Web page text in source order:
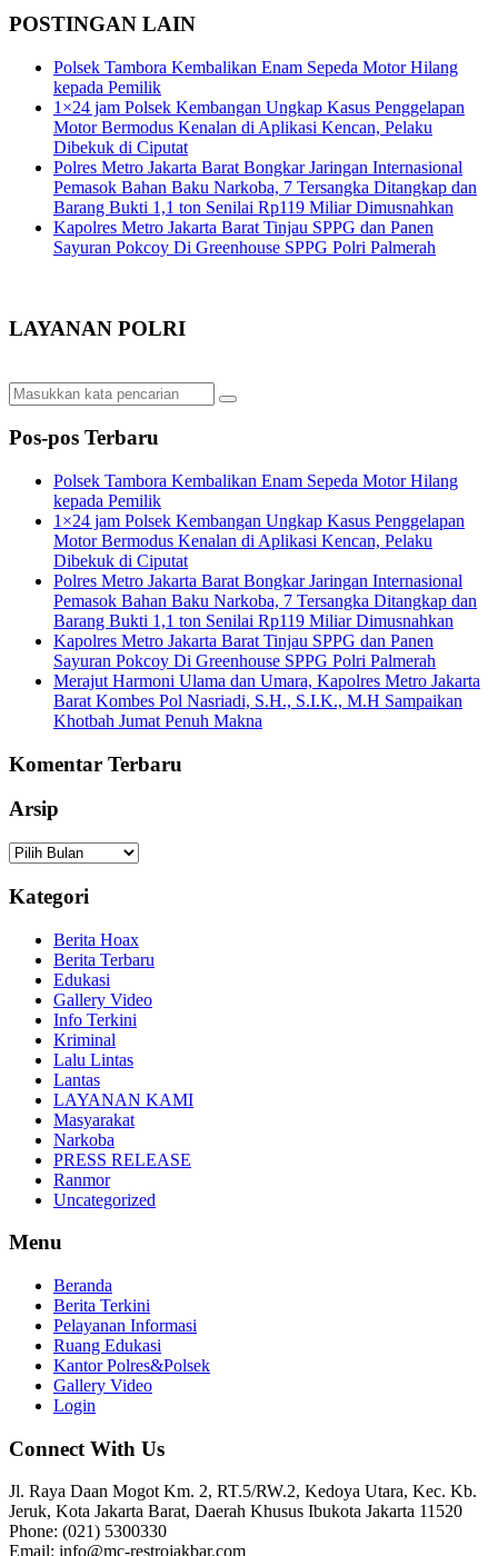
POSTINGAN LAIN
Polsek Tambora Kembalikan Enam Sepeda Motor Hilang
kepada Pemilik
1×24 jam Polsek Kembangan Ungkap Kasus Penggelapan
Motor Bermodus Kenalan di Aplikasi Kencan, Pelaku
Dibekuk di Ciputat
Polres Metro Jakarta Barat Bongkar Jaringan Internasional
Pemasok Bahan Baku Narkoba, 7 Tersangka Ditangkap dan
Barang Bukti 1,1 ton Senilai Rp119 Miliar Dimusnahkan
Kapolres Metro Jakarta Barat Tinjau SPPG dan Panen
Sayuran Pokcoy Di Greenhouse SPPG Polri Palmerah
LAYANAN POLRI
Pos-pos Terbaru
Polsek Tambora Kembalikan Enam Sepeda Motor Hilang
kepada Pemilik
1×24 jam Polsek Kembangan Ungkap Kasus Penggelapan
Motor Bermodus Kenalan di Aplikasi Kencan, Pelaku
Dibekuk di Ciputat
Polres Metro Jakarta Barat Bongkar Jaringan Internasional
Pemasok Bahan Baku Narkoba, 7 Tersangka Ditangkap dan
Barang Bukti 1,1 ton Senilai Rp119 Miliar Dimusnahkan
Kapolres Metro Jakarta Barat Tinjau SPPG dan Panen
Sayuran Pokcoy Di Greenhouse SPPG Polri Palmerah
Merajut Harmoni Ulama dan Umara, Kapolres Metro Jakarta
Barat Kombes Pol Nasriadi, S.H., S.I.K., M.H Sampaikan
Khotbah Jumat Penuh Makna
Komentar Terbaru
Arsip
Arsip
Kategori
Berita Hoax
Berita Terbaru
Edukasi
Gallery Video
Info Terkini
Kriminal
Lalu Lintas
Lantas
LAYANAN KAMI
Masyarakat
Narkoba
PRESS RELEASE
Ranmor
Uncategorized
Menu
Beranda
Berita Terkini
Pelayanan Informasi
Ruang Edukasi
Kantor Polres&Polsek
Gallery Video
Login
Connect With Us
Jl. Raya Daan Mogot Km. 2, RT.5/RW.2, Kedoya Utara, Kec. Kb.
Jeruk, Kota Jakarta Barat, Daerah Khusus Ibukota Jakarta 11520
Phone: (021) 5300330
Email: info@mc-restrojakbar.com